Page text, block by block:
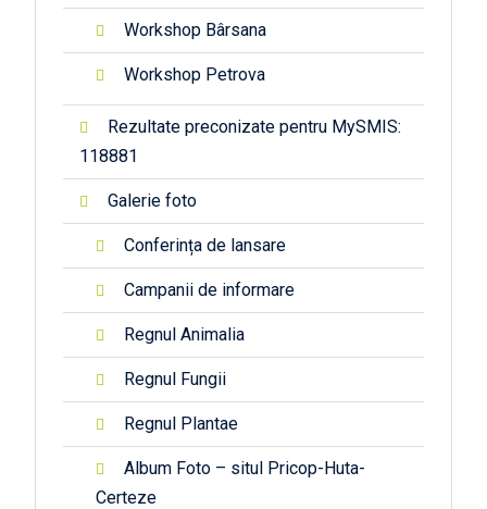
Workshop Bârsana
Workshop Petrova
Rezultate preconizate pentru MySMIS:
118881
Galerie foto
Conferința de lansare
Campanii de informare
Regnul Animalia
Regnul Fungii
Regnul Plantae
Album Foto – situl Pricop-Huta-
Certeze